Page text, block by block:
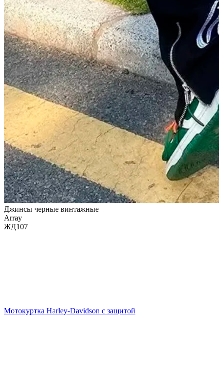
Джинсы черные винтажные
Array
ЖД107
Мотокуртка Harley-Davidson с защитой